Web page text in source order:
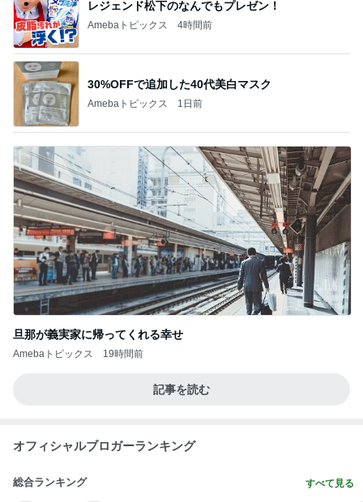
レジェンド松下のなんでもプレゼン！
Amebaトピックス 4時間前
30%OFFで追加した40代美白マスク
Amebaトピックス 1日前
旦那が義実家に帰ってくれる幸せ
Amebaトピックス 19時間前
記事を読む
オフィシャルブロガーランキング
総合ランキング すべて見る